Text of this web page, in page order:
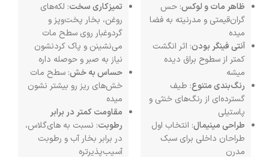
ظاهر مات و لوکس: حس
گران‌قیمتی و مدرنیته به فضا
میده
آنتی فینگر بودن: اثر انگشت
کمتر از سطوح براق دیده
میشه
رنگ‌بندی متنوع: طیف
گسترده‌ای از رنگ‌های خنثی و
پاستیلی
طراحی مینیمال: انتخاب اول
طراحان داخلی برای سبک
مدرن
تمیزکاری سخت: لکه‌های
روغن، بخار پخت‌وپز و
گردوغبار روی سطح مات
می‌نشینن و پاک کردنشون
نیاز به صبر و حوصله داره
حساس به خش: سطح مات
خش‌های ریز رو بیشتر نشون
میده
مقاومت کمتر در برابر
رطوبت: نسبت به های‌گلاس،
در برابر بخار آب و رطوبت
آسیب‌پذیرتره